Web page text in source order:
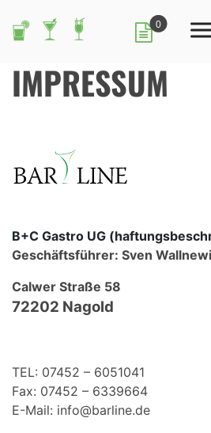
0
IMPRESSUM
B+C Gastro UG
Geschäftsführer: Sven
Calwer Straße 58
72202 Nagold
TEL: 07452 – 6051041
Fax: 07452 – 6339664
E-Mail: info@barline.de